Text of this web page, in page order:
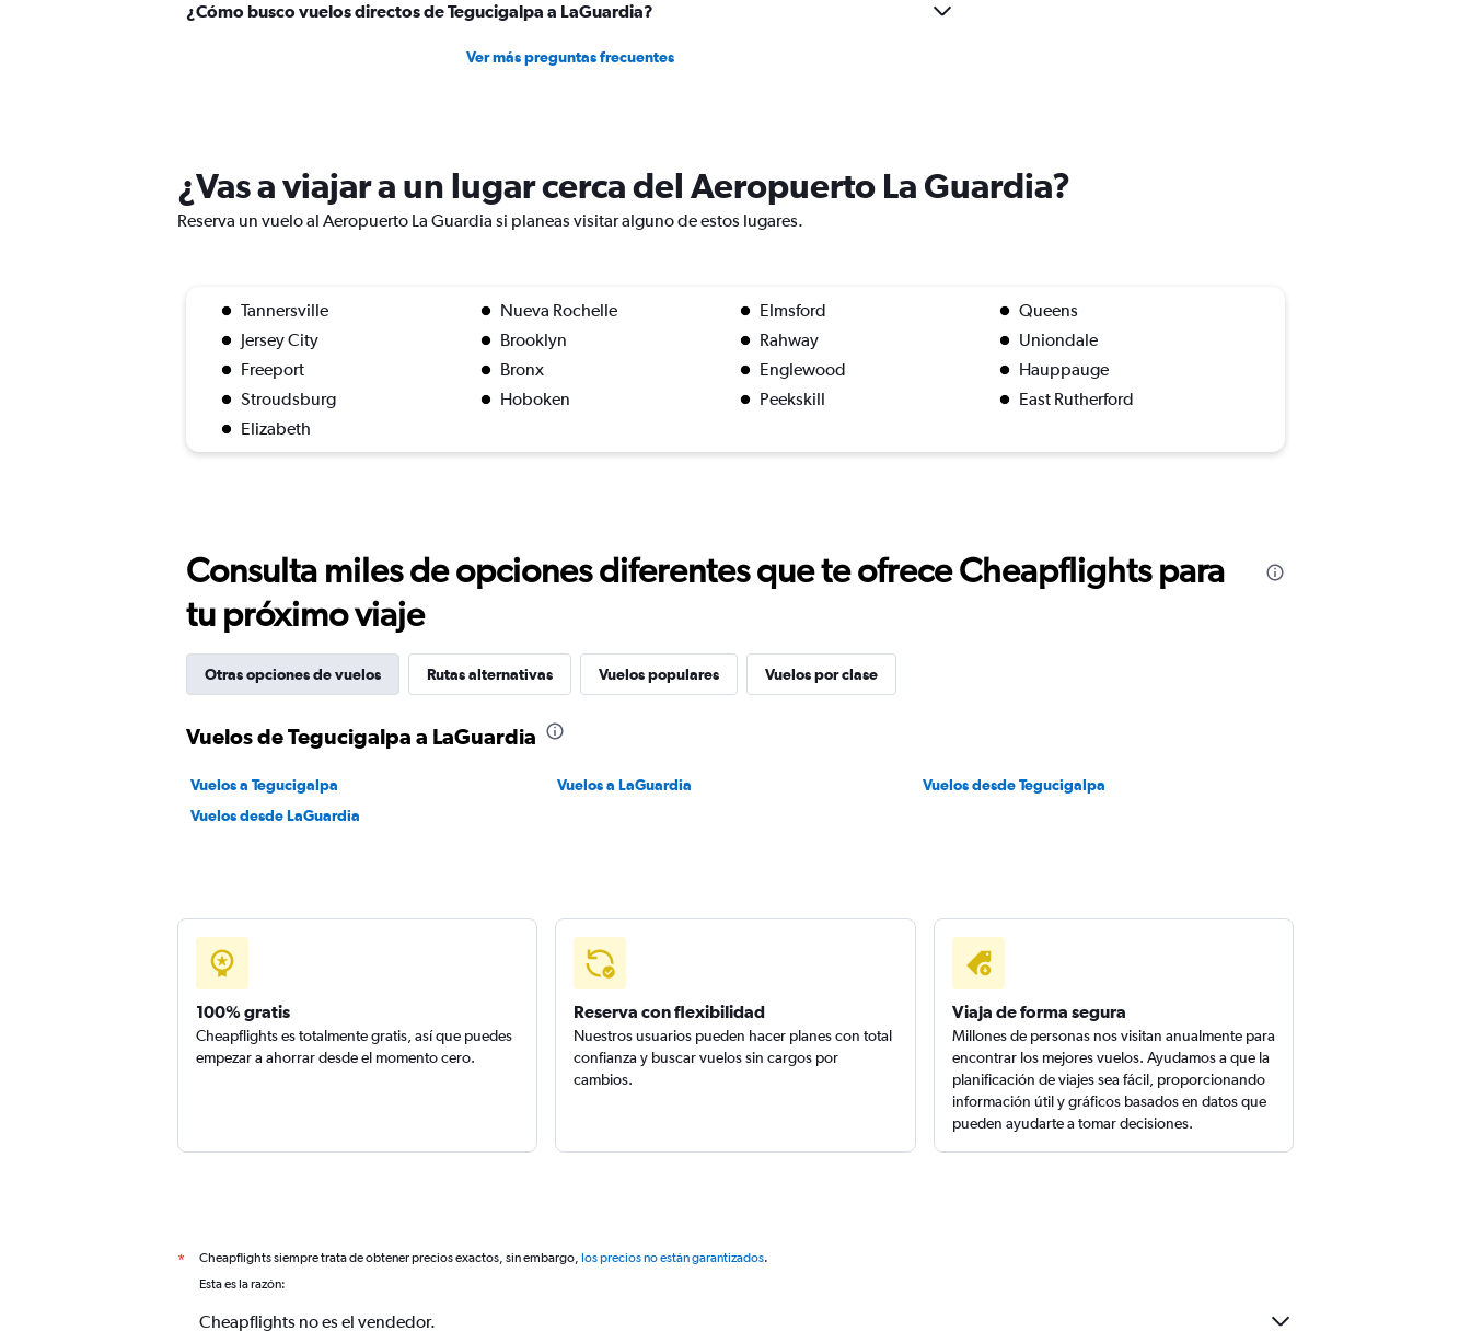
¿Cómo busco vuelos directos de Tegucigalpa a LaGuardia?
Ver más preguntas frecuentes
¿Vas a viajar a un lugar cerca del Aeropuerto La Guardia?
Reserva un vuelo al Aeropuerto La Guardia si planeas visitar alguno de estos lugares.
Tannersville Nueva Rochelle Elmsford
Queens
Jersey City
Brooklyn Rahway
Uniondale
Freeport
Bronx Englewood
Hauppauge
Stroudsburg
Hoboken Peekskill
East Rutherford
Elizabeth
Consulta miles de opciones diferentes que te ofrece Cheapflights para
tu próximo viaje
Otras opciones de vuelos Rutas alternativas Vuelos populares Vuelos por clase
Vuelos de Tegucigalpa a LaGuardia
Vuelos a Tegucigalpa Vuelos a LaGuardia
Vuelos desde Tegucigalpa
Vuelos desde LaGuardia
100% gratis
Cheapflights es totalmente gratis, así que puedes
empezar a ahorrar desde el momento cero.
Reserva con flexibilidad
Nuestros usuarios pueden hacer planes con total
confianza y buscar vuelos sin cargos por
cambios.
Viaja de forma segura
Millones de personas nos visitan anualmente para
encontrar los mejores vuelos. Ayudamos a que la
planificación de viajes sea fácil, proporcionando
información útil y gráficos basados en datos que
pueden ayudarte a tomar decisiones.
* Cheapflights siempre trata de obtener precios exactos, sin embargo, los precios no están garantizados.
Esta es la razón:
Cheapflights no es el vendedor.